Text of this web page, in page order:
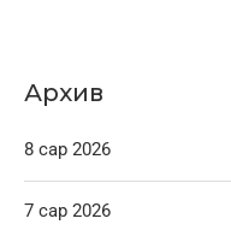
Архив
8 сар 2026
7 сар 2026